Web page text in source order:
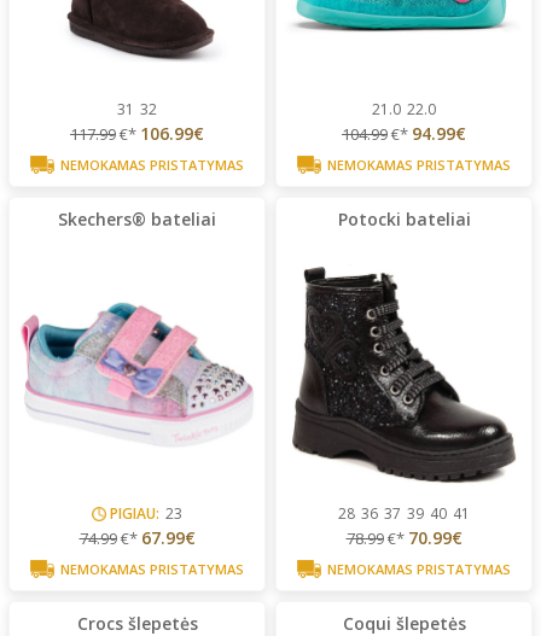
31 32
117.99€* 106.99€
NEMOKAMAS PRISTATYMAS
21.0 22.0
104.99€* 94.99€
NEMOKAMAS PRISTATYMAS
Skechers® bateliai
PIGIAU: 23
74.99€* 67.99€
NEMOKAMAS PRISTATYMAS
Potocki bateliai
28 36 37 39 40 41
78.99€* 70.99€
NEMOKAMAS PRISTATYMAS
Crocs šlepetės Coqui šlepetės